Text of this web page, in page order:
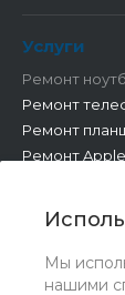
Мы
нашими
Услуги
Ремонт
Ремонт
Ремонт
Ремонт Apple